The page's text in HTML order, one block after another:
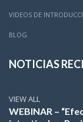
VIDEOS DE
BLOG
NOTICIAS
VIEW ALL
WEBINAR –